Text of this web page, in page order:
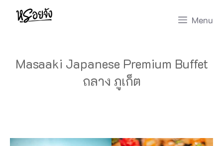
Skip
Menu
Masaaki Japanese Premium Buffet
ถลาง ภูเก็ต